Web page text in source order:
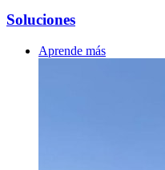
Soluciones
Aprende más